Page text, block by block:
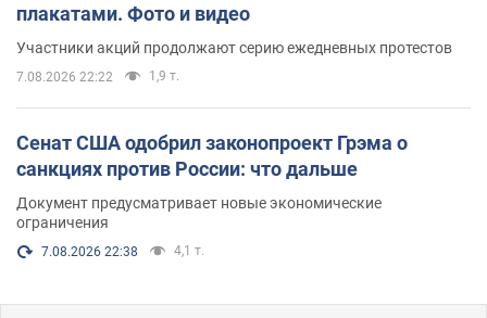
плакатами. Фото и видео
Участники акций продолжают серию ежедневных протестов
7.08.2026 22:22 1,9 т.
Сенат США одобрил законопроект Грэма о
санкциях против России: что дальше
Документ предусматривает новые экономические
ограничения
7.08.2026 22:38 4,1 т.